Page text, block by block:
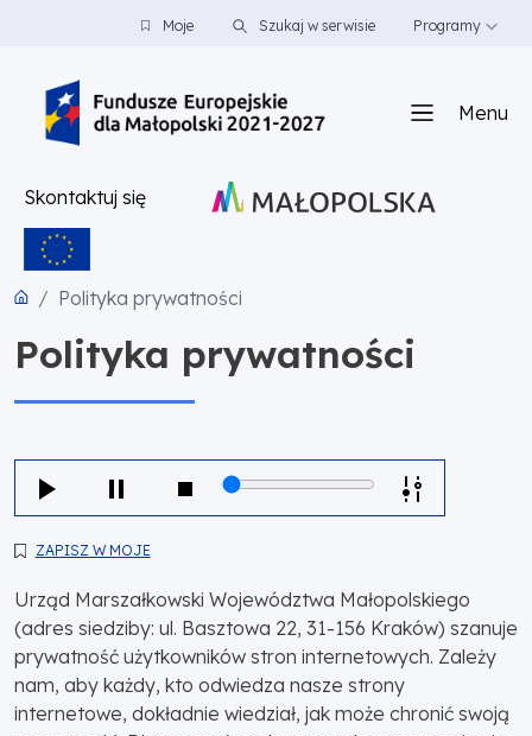
PRZEJDŹ DO TREŚCI
PRZEJDŹ DO MENUMoje Szukaj w serwisie Programy
Menu
Skontaktuj się
Polityka prywatności
Polityka prywatności
ZAPISZ W MOJE
Urząd Marszałkowski Województwa Małopolskiego
(adres siedziby: ul. Basztowa 22, 31-156 Kraków) szanuje
prywatność użytkowników stron internetowych. Zależy
nam, aby każdy, kto odwiedza nasze strony
internetowe, dokładnie wiedział, jak może chronić swoją